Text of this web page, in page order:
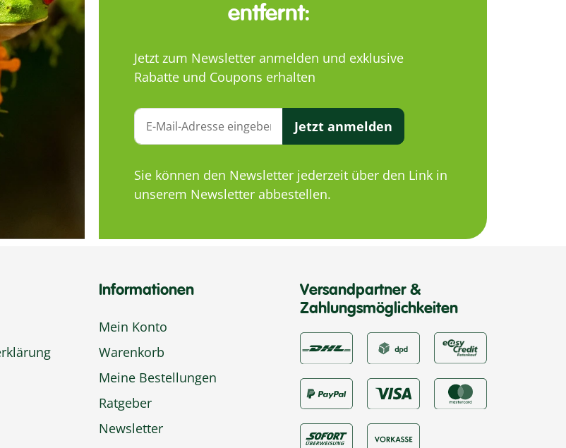
entfernt:
Jetzt zum Newsletter anmelden und exklusive
Rabatte und Coupons erhalten
Jetzt anmelden
Sie können den Newsletter jederzeit über den Link in
unserem Newsletter abbestellen.
Informationen
Mein Konto
Warenkorb
Meine Bestellungen
Ratgeber
Newsletter
Versandpartner &
Zahlungsmöglichkeiten